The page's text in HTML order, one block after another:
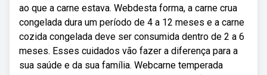
ao que a carne estava. Webdesta forma, a carne crua
congelada dura um período de 4 a 12 meses e a carne
cozida congelada deve ser consumida dentro de 2 a 6
meses. Esses cuidados vão fazer a diferença para a
sua saúde e da sua família. Webcarne temperada